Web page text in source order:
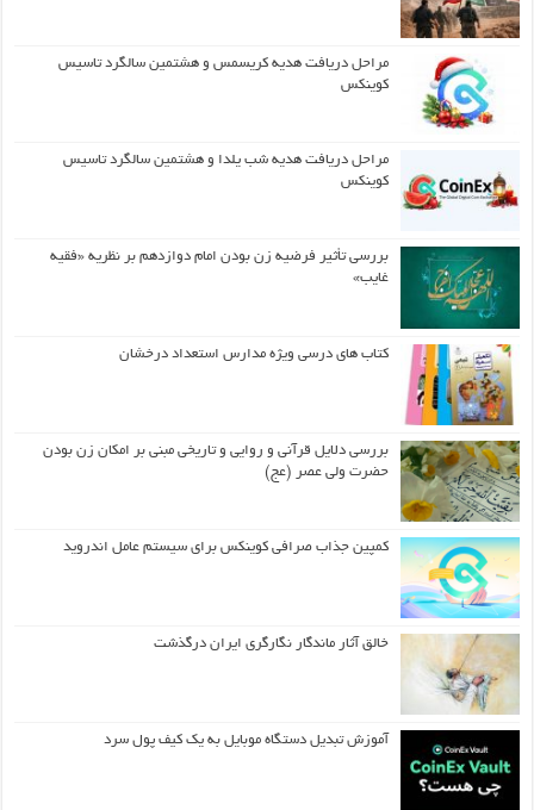
مراحل دریافت هدیه کریسمس و هشتمین سالگرد تاسیس
کوینکس
مراحل دریافت هدیه شب یلدا و هشتمین سالگرد تاسیس
کوینکس
بررسی تأثیر فرضیه زن بودن امام دوازدهم بر نظریه «فقیه
غایب»
کتاب های درسی ویژه مدارس استعداد درخشان
بررسی دلایل قرآنی و روایی و تاریخی مبنی بر امکان زن بودن
حضرت ولی عصر (عج)
کمپین جذاب صرافی کوینکس برای سیستم عامل اندروید
خالق آثار ماندگار نگارگری ایران درگذشت
آموزش تبدیل دستگاه موبایل به یک کیف‌ پول سرد